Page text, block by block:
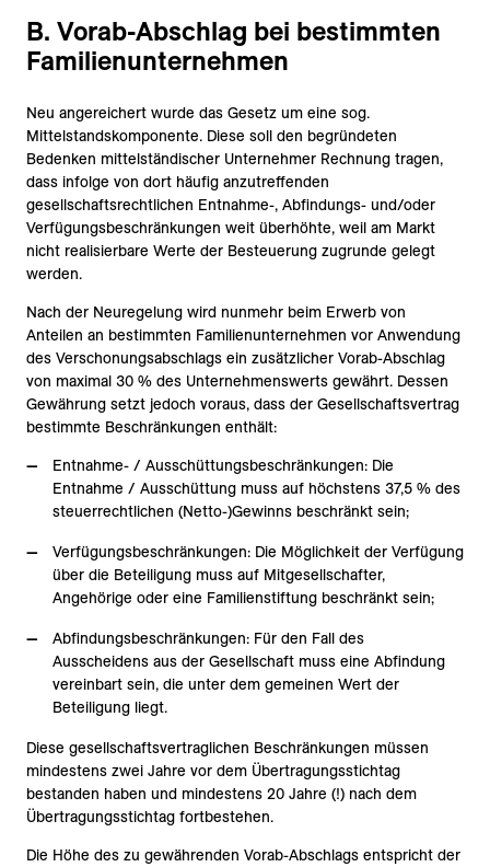
B. Vorab-Abschlag bei bestimmten
Familienunternehmen
Neu angereichert wurde das Gesetz um eine sog.
Mittelstandskomponente. Diese soll den begründeten
Bedenken mittelständischer Unternehmer Rechnung tragen,
dass infolge von dort häufig anzutreffenden
gesellschaftsrechtlichen Entnahme-, Abfindungs- und/oder
Verfügungsbeschränkungen weit überhöhte, weil am Markt
nicht realisierbare Werte der Besteuerung zugrunde gelegt
werden.
Nach der Neuregelung wird nunmehr beim Erwerb von
Anteilen an bestimmten Familienunternehmen vor Anwendung
des Verschonungsabschlags ein zusätzlicher Vorab-Abschlag
von maximal 30 % des Unternehmenswerts gewährt. Dessen
Gewährung setzt jedoch voraus, dass der Gesellschaftsvertrag
bestimmte Beschränkungen enthält:
Entnahme- / Ausschüttungsbeschränkungen: Die
Entnahme / Ausschüttung muss auf höchstens 37,5 % des
steuerrechtlichen (Netto-)Gewinns beschränkt sein;
Verfügungsbeschränkungen: Die Möglichkeit der Verfügung
über die Beteiligung muss auf Mitgesellschafter,
Angehörige oder eine Familienstiftung beschränkt sein;
Abfindungsbeschränkungen: Für den Fall des
Ausscheidens aus der Gesellschaft muss eine Abfindung
vereinbart sein, die unter dem gemeinen Wert der
Beteiligung liegt.
Diese gesellschaftsvertraglichen Beschränkungen müssen
mindestens zwei Jahre vor dem Übertragungsstichtag
bestanden haben und mindestens 20 Jahre (!) nach dem
Übertragungsstichtag fortbestehen.
Die Höhe des zu gewährenden Vorab-Abschlags entspricht der